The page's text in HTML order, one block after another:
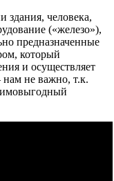
здания, человека,
(«железо»),
предназначенные
который
и осуществляет
нам не важно, т.к.